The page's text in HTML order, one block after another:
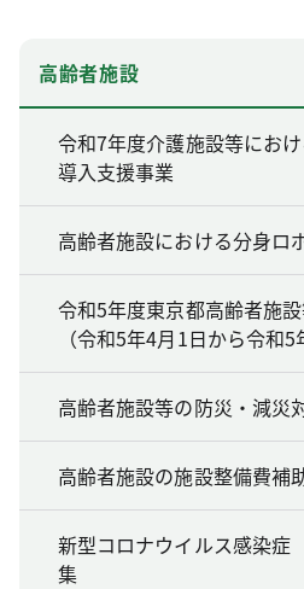
高齢者施設
令和7年度介護施設等にお
導入支援事業
高齢者施設における分身ロ
令和5年度東京都高齢者施
（令和5年4月1日から令和5
高齢者施設等の防災・減災
高齢者施設の施設整備費補
新型コロナウイルス感染
集